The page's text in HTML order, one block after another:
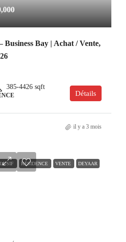
Bay | Achat / Vente,
385-4426 sqft
Détails
il y a 3 mois
RÉSIDENCE VENTE DEYAAR